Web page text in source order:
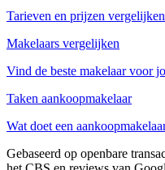
Tarieven en prijzen vergelijken
Makelaars vergelijken
Vind de beste makelaar voor
Taken aankoopmakelaar
Wat doet een
Gebaseerd op openbare